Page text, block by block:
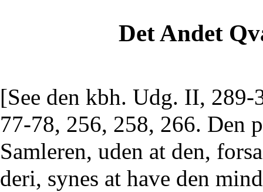
Det Andet
[See den kbh. Udg. II,
77-78, 256, 258, 266. Den
Samleren, uden at den,
deri, synes at have den